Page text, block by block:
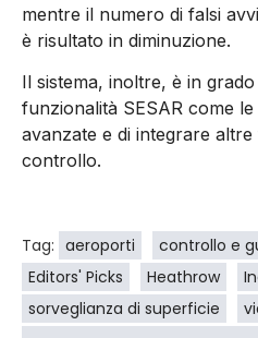
mentre il numero di falsi
è risultato in diminuzione.
Il sistema, inoltre, è in
funzionalità SESAR come
avanzate e di integrare
controllo.
Tag: aeroporti
controllo e
Editors' Picks
Heathrow
sorveglianza di superficie